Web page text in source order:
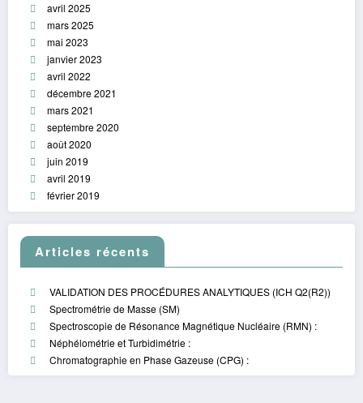
avril 2025
mars 2025
mai 2023
janvier 2023
avril 2022
décembre 2021
mars 2021
septembre 2020
août 2020
juin 2019
avril 2019
février 2019
Articles récents
VALIDATION DES PROCÉDURES ANALYTIQUES (ICH Q2(R2))
Spectrométrie de Masse (SM)
Spectroscopie de Résonance Magnétique Nucléaire (RMN) :
Néphélométrie et Turbidimétrie :
Chromatographie en Phase Gazeuse (CPG) :